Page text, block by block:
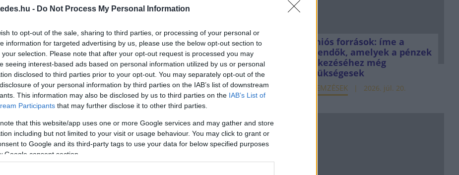
- Do Not Process My Personal Information
to opt-out of the sale, sharing to third parties, or processing of your personal or
information for targeted advertising by us, please use the below opt-out section to
your selection. Please note that after your opt-out request is processed you may
seeing interest-based ads based on personal information utilized by us or personal
disclosed to third parties prior to your opt-out. You may separately opt-out of the
of your personal information by third parties on the IAB’s list of downstream
This information may also be disclosed by us to third parties on the IAB’s List of
Participants that may further disclose it to other third parties.
that this website/app uses one or more Google services and may gather and store
including but not limited to your visit or usage behaviour. You may click to grant or
to Google and its third-party tags to use your data for below specified purposes
Google consent section.
Uniós források: íme a
teendők, amelyek a pénzek
érkezéséhez még
szükségesek
ELEMZÉSEK 2026. júl. 20.